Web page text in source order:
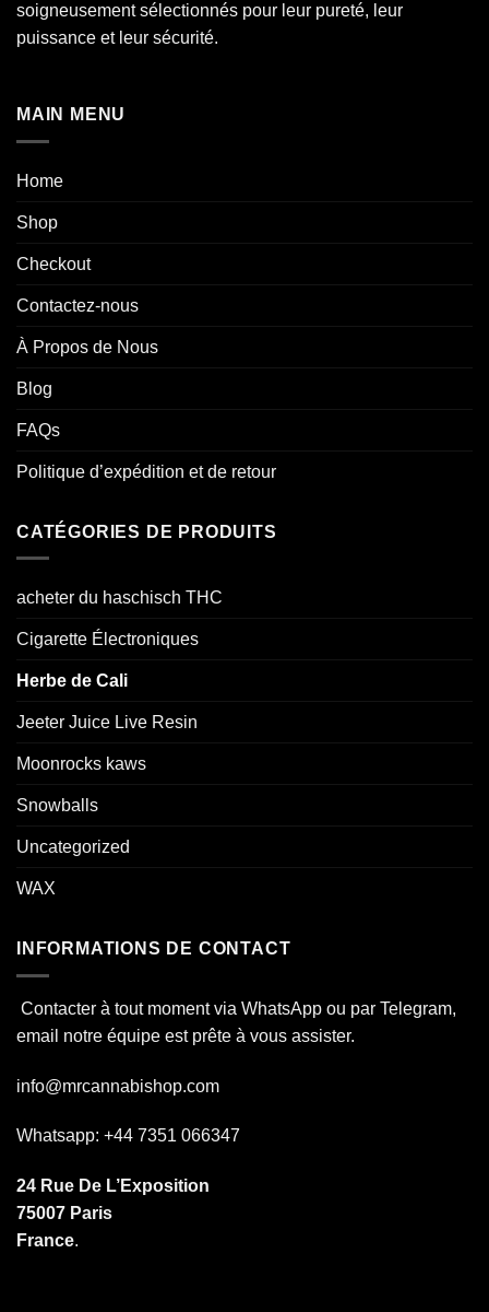
soigneusement sélectionnés pour leur pureté, leur
puissance et leur sécurité.
MAIN MENU
Home
Shop
Checkout
Contactez-nous
À Propos de Nous
Blog
FAQs
Politique d’expédition et de retour
CATÉGORIES DE PRODUITS
acheter du haschisch THC
Cigarette Électroniques
Herbe de Cali
Jeeter Juice Live Resin
Moonrocks kaws
Snowballs
Uncategorized
WAX
INFORMATIONS DE CONTACT
Contacter à tout moment via WhatsApp ou par Telegram,
email notre équipe est prête à vous assister.
info@mrcannabishop.com
Whatsapp: +44 7351 066347
24 Rue De L’Exposition
75007 Paris
France.